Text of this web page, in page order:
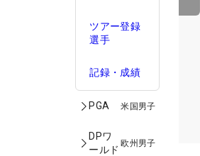
ツアー登録
選手
記録・成績
PGA 米国男子
DPワ
ールド
欧州男子